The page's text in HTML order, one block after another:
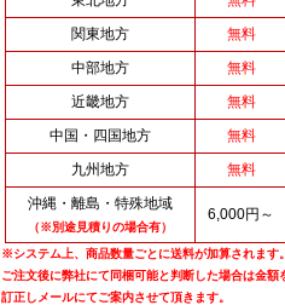
関東地方
無料
中部地方
無料
近畿地方
無料
中国・四国地方
無料
九州地方
無料
沖縄・離島・特殊地域
（※別途見積りの場合有）
6,000円～
※システム上、商品数量ごとに送料が加算されます。
ご注文後に弊社にて同梱可能と判断した場合は金額
訂正しメールにてご案内させて頂きます。